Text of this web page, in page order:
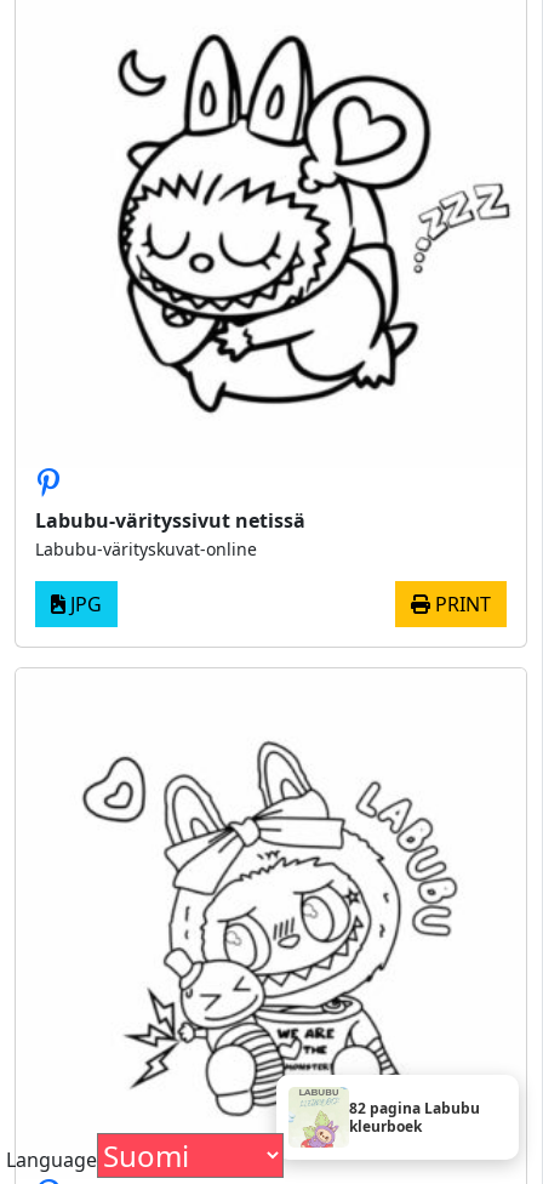
82 pagina Labubu
kleurboek
Labubu-värityssivut netissä
Labubu-värityskuvat-online
JPG PRINT
Language